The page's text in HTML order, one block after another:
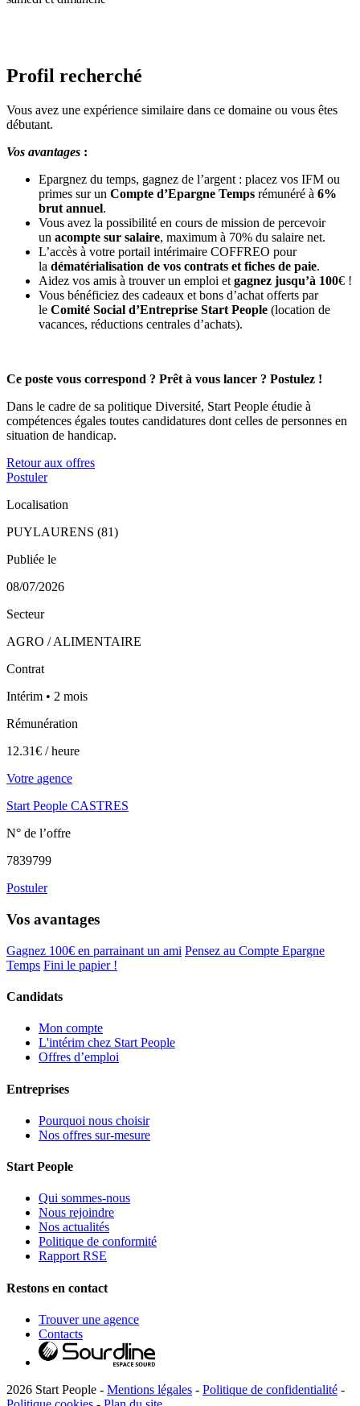
Profil recherché
Vous avez une expérience similaire dans ce domaine ou vous êtes
débutant.
Vos avantages :
Epargnez du temps, gagnez de l’argent : placez vos IFM ou
primes sur un Compte d’Epargne Temps rémunéré à 6%
brut annuel.
Vous avez la possibilité en cours de mission de percevoir
un acompte sur salaire, maximum à 70% du salaire net.
L’accès à votre portail intérimaire COFFREO pour
la dématérialisation de vos contrats et fiches de paie.
Aidez vos amis à trouver un emploi et gagnez jusqu’à 100€ !
Vous bénéficiez des cadeaux et bons d’achat offerts par
le Comité Social d’Entreprise Start People (location de
vacances, réductions centrales d’achats).
Ce poste vous correspond ? Prêt à vous lancer ? Postulez !
Dans le cadre de sa politique Diversité, Start People étudie à
compétences égales toutes candidatures dont celles de personnes en
situation de handicap.
Retour aux offres
Postuler
Localisation
PUYLAURENS (81)
Publiée le
08/07/2026
Secteur
AGRO / ALIMENTAIRE
Contrat
Intérim • 2 mois
Rémunération
12.31€ / heure
Votre agence
Start People CASTRES
N° de l’offre
7839799
Postuler
Vos avantages
Gagnez 100€ en parrainant un ami Pensez au Compte Epargne
Temps Fini le papier !
Candidats
Mon compte
L'intérim chez Start People
Offres d’emploi
Entreprises
Pourquoi nous choisir
Nos offres sur-mesure
Start People
Qui sommes-nous
Nous rejoindre
Nos actualités
Politique de conformité
Rapport RSE
Restons en contact
Trouver une agence
Contacts
2026 Start People - Mentions légales - Politique de confidentialité -